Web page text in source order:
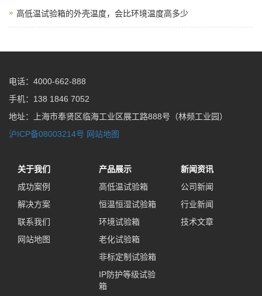
高低温试验箱的外壳温度，会比环境温度高多少
电话：4000-662-888
手机：138 1846 7052
地址：上海市奉贤区临海工业区展工路888号（林频工业园）
沪ICP备08003214号 网站地图
关于我们
成功案例
解决方案
联系我们
网站地图
产品展示
高低温试验箱
恒温恒湿试验箱
环境试验箱
老化试验箱
非标定制试验箱
IP防护等级试验
箱
新闻资讯
公司新闻
行业新闻
技术文章